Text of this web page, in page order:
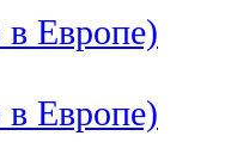
Европе)
Европе)